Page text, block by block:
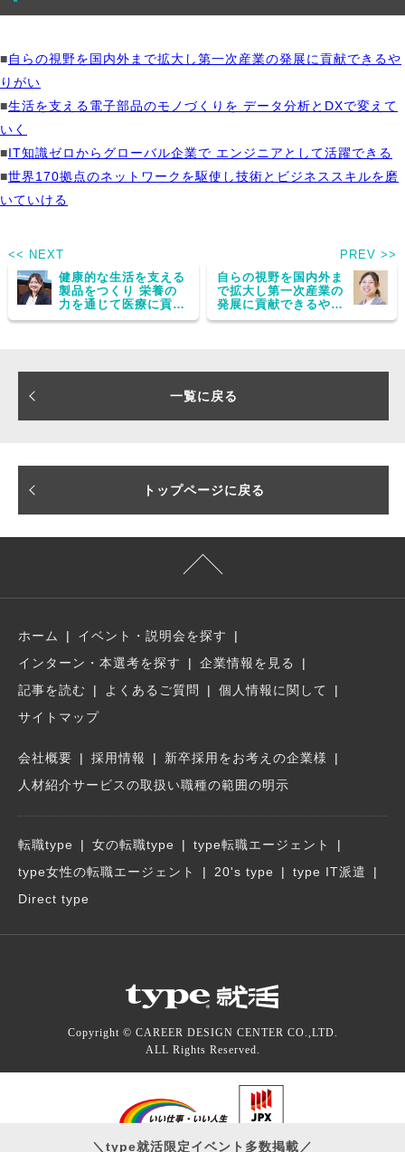
■自らの視野を国内外まで拡大し第一次産業の発展に貢献できるや
りがい
■生活を支える電子部品のモノづくりを データ分析とDXで変えて
いく
■IT知識ゼロからグローバル企業で エンジニアとして活躍できる
■世界170拠点のネットワークを駆使し技術とビジネススキルを磨
いていける
<< NEXT
健康的な生活を支える
製品をつくり 栄養の
力を通じて医療に貢献
したい
PREV >>
自らの視野を国内外ま
で拡大し第一次産業の
発展に貢献できるやり
がい
一覧に戻る
トップページに戻る
ホーム
イベント・説明会を探す
インターン・本選考を探す
企業情報を見る
記事を読む
よくあるご質問
個人情報に関して
サイトマップ
会社概要 採用情報
新卒採用をお考えの企業様
人材紹介サービスの取扱い職種の範囲の明示
転職type 女の転職type
type転職エージェント
type女性の転職エージェント
20's type
type IT派遣
Direct type
Copyright © CAREER DESIGN CENTER CO.,LTD.
ALL Rights Reserved.
＼type就活限定イベント多数掲載／